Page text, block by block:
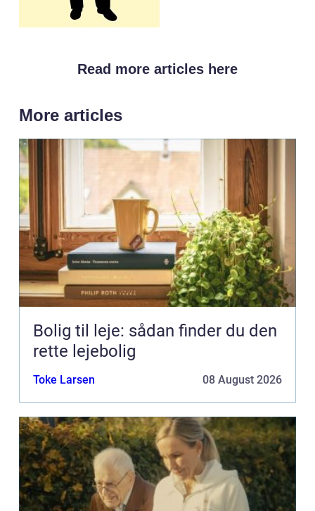
Read more articles here
More articles
Bolig til leje: sådan finder du den
rette lejebolig
Toke Larsen 08 August 2026